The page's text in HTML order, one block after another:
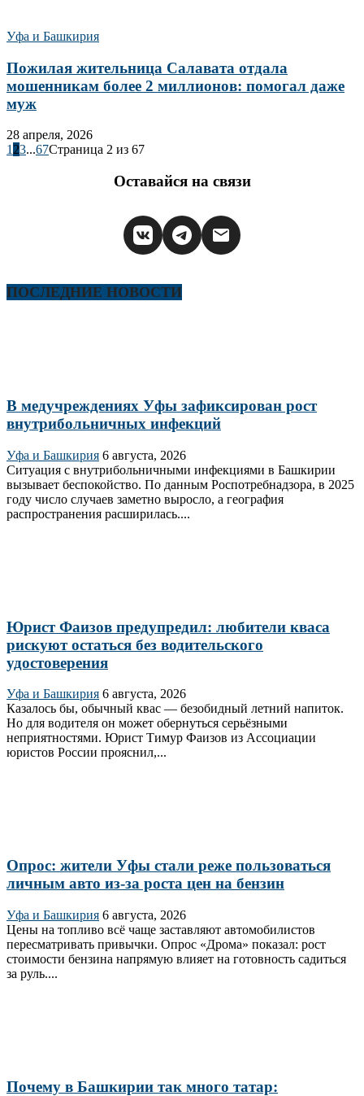
Уфа и Башкирия
Пожилая жительница Салавата отдала
мошенникам более 2 миллионов: помогал даже
муж
28 апреля, 2026
1 23...67Страница 2 из 67
Оставайся на связи
ПОСЛЕДНИЕ НОВОСТИ
В медучреждениях Уфы зафиксирован рост
внутрибольничных инфекций
Уфа и Башкирия 6 августа, 2026
Ситуация с внутрибольничными инфекциями в Башкирии
вызывает беспокойство. По данным Роспотребнадзора, в 2025
году число случаев заметно выросло, а география
распространения расширилась....
Юрист Фаизов предупредил: любители кваса
рискуют остаться без водительского
удостоверения
Уфа и Башкирия 6 августа, 2026
Казалось бы, обычный квас — безобидный летний напиток.
Но для водителя он может обернуться серьёзными
неприятностями. Юрист Тимур Фаизов из Ассоциации
юристов России прояснил,...
Опрос: жители Уфы стали реже пользоваться
личным авто из-за роста цен на бензин
Уфа и Башкирия 6 августа, 2026
Цены на топливо всё чаще заставляют автомобилистов
пересматривать привычки. Опрос «Дрома» показал: рост
стоимости бензина напрямую влияет на готовность садиться
за руль....
Почему в Башкирии так много татар: